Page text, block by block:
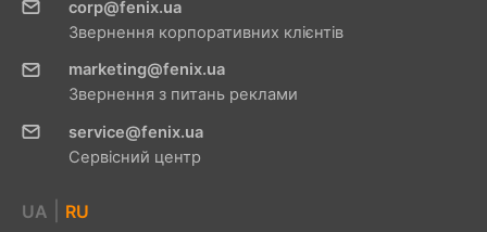
corp@fenix.ua
Звернення корпоративних клієнтів
marketing@fenix.ua
Звернення з питань реклами
service@fenix.ua
Сервісний центр
UA RU